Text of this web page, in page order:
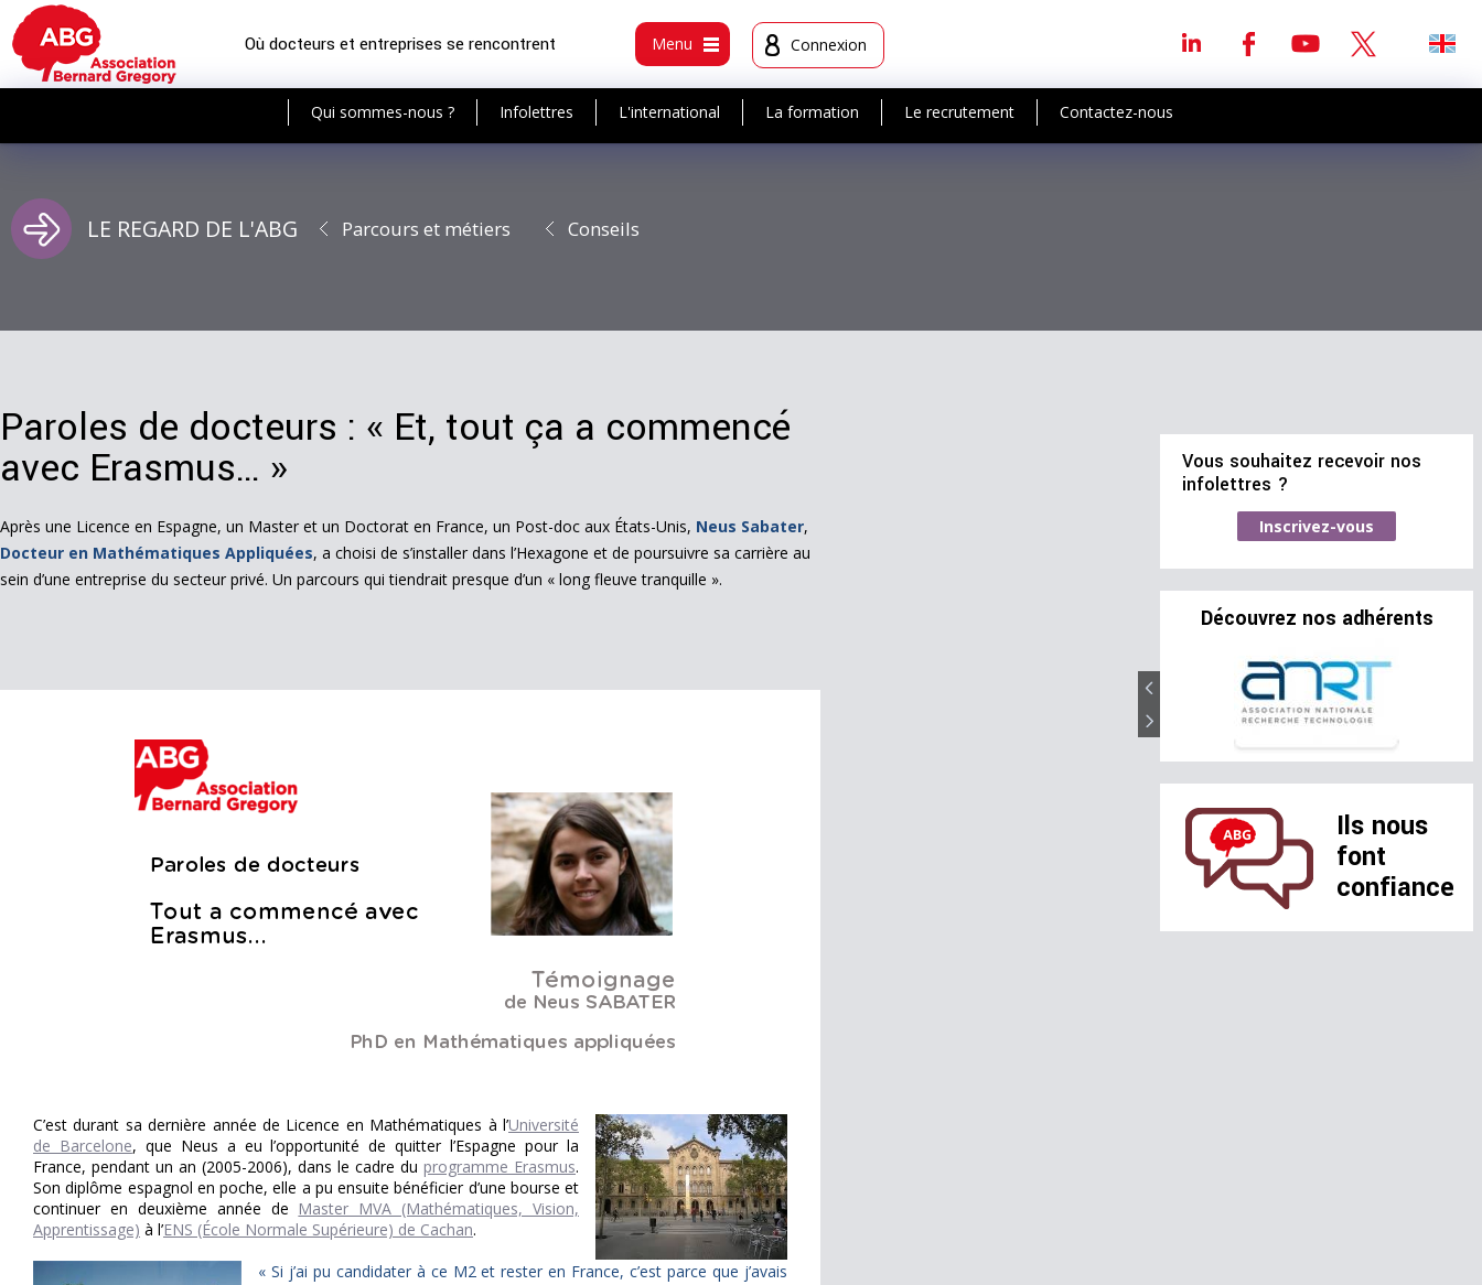
Où docteurs et entreprises se rencontrent Menu Connexion
Qui sommes-nous ? Infolettres L'international La formation Le recrutement Contactez-nous
LE REGARD DE L'ABG Parcours et métiers Conseils
Paroles de docteurs : « Et, tout ça a commencé
avec Erasmus… »
Après une Licence en Espagne, un Master et un Doctorat en France, un Post-doc aux États-Unis, Neus Sabater,
Docteur en Mathématiques Appliquées, a choisi de s’installer dans l’Hexagone et de poursuivre sa carrière au
sein d’une entreprise du secteur privé. Un parcours qui tiendrait presque d’un « long fleuve tranquille ».
C’est durant sa dernière année de Licence en Mathématiques à l’Université
de Barcelone, que Neus a eu l’opportunité de quitter l’Espagne pour la
France, pendant un an (2005-2006), dans le cadre du programme Erasmus.
Son diplôme espagnol en poche, elle a pu ensuite bénéficier d’une bourse et
continuer en deuxième année de Master MVA (Mathématiques, Vision,
Apprentissage) à l’ENS (École Normale Supérieure) de Cachan.
« Si j’ai pu candidater à ce M2 et rester en France, c’est parce que j’avais
Vous souhaitez recevoir nos
infolettres ?
Inscrivez-vous
Découvrez nos adhérents
Ils nous
font
confiance